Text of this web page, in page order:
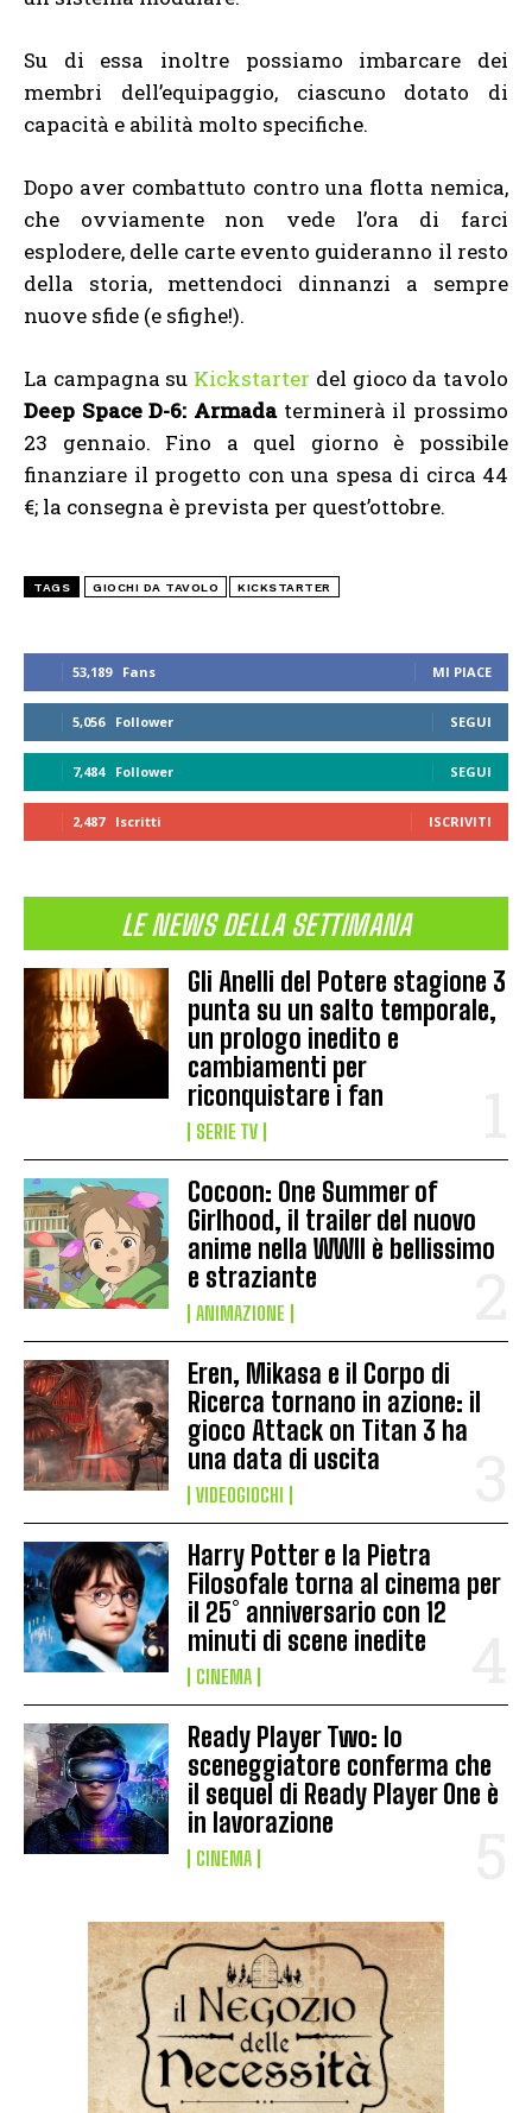
53,189 Fans MI PIACE
5,056 Follower SEGUI
7,484 Follower SEGUI
2,487 Iscritti ISCRIVITI
LE NEWS DELLA SETTIMANA
Gli Anelli del Potere stagione 3
punta su un salto temporale,
un prologo inedito e
cambiamenti per
riconquistare i fan
SERIE TV
Cocoon: One Summer of
Girlhood, il trailer del nuovo
anime nella WWII è bellissimo
e straziante
ANIMAZIONE
Eren, Mikasa e il Corpo di
Ricerca tornano in azione: il
gioco Attack on Titan 3 ha
una data di uscita
VIDEOGIOCHI
Harry Potter e la Pietra
Filosofale torna al cinema per
il 25° anniversario con 12
minuti di scene inedite
CINEMA
Ready Player Two: lo
sceneggiatore conferma che
il sequel di Ready Player One è
in lavorazione
CINEMA
Su di essa inoltre possiamo imbarcare dei
membri dell’equipaggio, ciascuno dotato di
capacità e abilità molto specifiche.
Dopo aver combattuto contro una flotta nemica,
che ovviamente non vede l’ora di farci
esplodere, delle carte evento guideranno il resto
della storia, mettendoci dinnanzi a sempre
nuove sfide (e sfighe!).
La campagna su Kickstarter del gioco da tavolo
Deep Space D-6: Armadaterminerà il prossimo
23 gennaio. Fino a quel giorno è possibile
finanziare il progetto con una spesa di circa 44
€; la consegna è prevista per quest’ottobre.
TAGS GIOCHI DA TAVOLO KICKSTARTER